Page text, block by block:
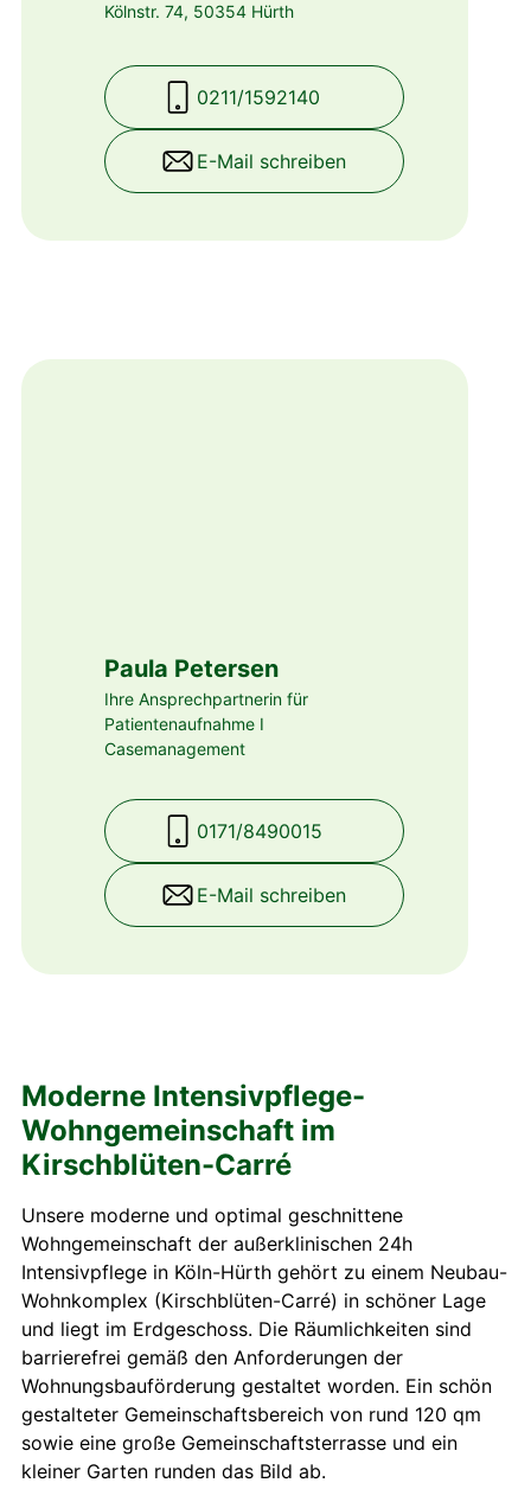
Kölnstr. 74, 50354 Hürth
0211/1592140
E-Mail schreiben
Paula Petersen
Ihre Ansprechpartnerin für
Patientenaufnahme I
Casemanagement
0171/8490015
E-Mail schreiben
Moderne Intensivpflege-
Wohngemeinschaft im
Kirschblüten-Carré
Unsere moderne und optimal geschnittene
Wohngemeinschaft der außerklinischen 24h
Intensivpflege in Köln-Hürth gehört zu einem Neubau-
Wohnkomplex (Kirschblüten-Carré) in schöner Lage
und liegt im Erdgeschoss. Die Räumlichkeiten sind
barrierefrei gemäß den Anforderungen der
Wohnungsbauförderung gestaltet worden. Ein schön
gestalteter Gemeinschaftsbereich von rund 120 qm
sowie eine große Gemeinschaftsterrasse und ein
kleiner Garten runden das Bild ab.